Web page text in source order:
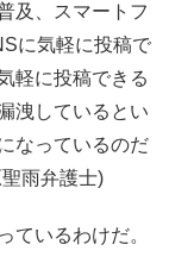
及、スマートフ
に気軽に投稿で
軽に投稿できる
洩しているとい
なっているのだ
雨弁護士)
いるわけだ。